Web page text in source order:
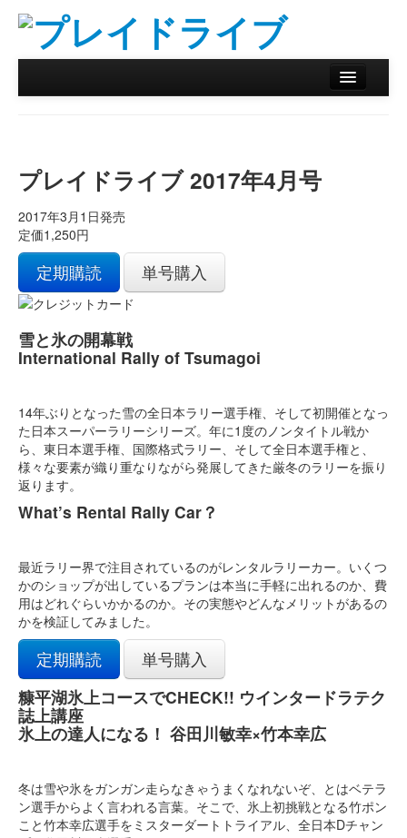
リザルトデータベース
バックナンバー
オンラインストア
プレイドライブ 2017年4月号
2017年3月1日発売
定価1,250円
定期購読 単号購入
雪と氷の開幕戦
International Rally of Tsumagoi
14年ぶりとなった雪の全日本ラリー選手権、そして初開催となっ
た日本スーパーラリーシリーズ。年に1度のノンタイトル戦か
ら、東日本選手権、国際格式ラリー、そして全日本選手権と、
様々な要素が織り重なりながら発展してきた厳冬のラリーを振り
返ります。
What’s Rental Rally Car？
最近ラリー界で注目されているのがレンタルラリーカー。いくつ
かのショップが出しているプランは本当に手軽に出れるのか、費
用はどれぐらいかかるのか。その実態やどんなメリットがあるの
かを検証してみました。
定期購読
単号購入
糠平湖氷上コースでCHECK!! ウインタードラテク
誌上講座
氷上の達人になる！ 谷田川敏幸×竹本幸広
冬は雪や氷をガンガン走らなきゃうまくなれないぞ、とはベテラ
ン選手からよく言われる言葉。そこで、氷上初挑戦となる竹ポン
こと竹本幸広選手をミスターダートトライアル、全日本Dチャン